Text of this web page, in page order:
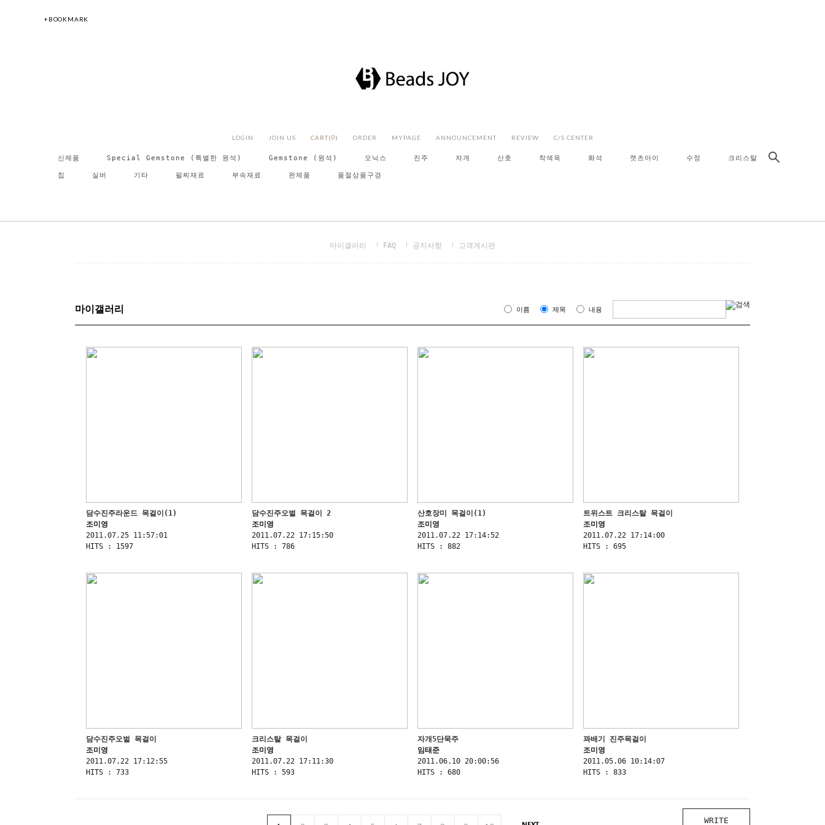
+BOOKMARK
LOGIN JOIN US CART(0) ORDER MYPAGE ANNOUNCEMENT REVIEW C/S CENTER
신제품 Special Gemstone (특별한 원석) Gemstone (원석) 오닉스 진주 자개 산호 착색옥 화석 캣츠아이 수정 크리스탈
칩 실버 기타 팔찌재료 부속재료 완제품 품절상품구경
마이갤러리 FAQ 공지사항 고객게시판
마이갤러리 이름 제목 내용
담수진주라운드 목걸이(1)
조미영
2011.07.25 11:57:01
HITS : 1597
담수진주오벌 목걸이 2
조미영
2011.07.22 17:15:50
HITS : 786
산호장미 목걸이(1)
조미영
2011.07.22 17:14:52
HITS : 882
트위스트 크리스탈 목걸이
조미영
2011.07.22 17:14:00
HITS : 695
담수진주오벌 목걸이
조미영
2011.07.22 17:12:55
HITS : 733
크리스탈 목걸이
조미영
2011.07.22 17:11:30
HITS : 593
자개5단묵주
임태준
2011.06.10 20:00:56
HITS : 680
꽈배기 진주목걸이
조미영
2011.05.06 10:14:07
HITS : 833
WRITE